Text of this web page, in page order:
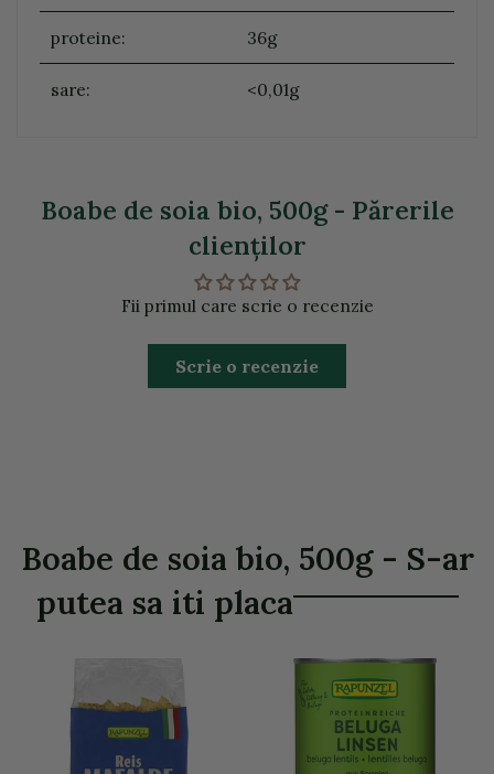
proteine: 36g
sare: <0,01g
Boabe de soia bio, 500g - Părerile
clienţilor
Fii primul care scrie o recenzie
Scrie o recenzie
Boabe de soia bio, 500g - S-ar
putea sa iti placa